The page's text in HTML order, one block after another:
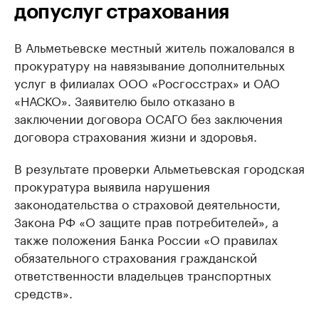
допуслуг страхования
В Альметьевске местный житель пожаловался в
прокуратуру на навязывание дополнительных
услуг в филиалах ООО «Росгосстрах» и ОАО
«НАСКО». Заявителю было отказано в
заключении договора ОСАГО без заключения
договора страхования жизни и здоровья.
В результате проверки Альметьевская городская
прокуратура выявила нарушения
законодательства о страховой деятельности,
Закона РФ «О защите прав потребителей», а
также положения Банка России «О правилах
обязательного страхования гражданской
ответственности владельцев транспортных
средств».